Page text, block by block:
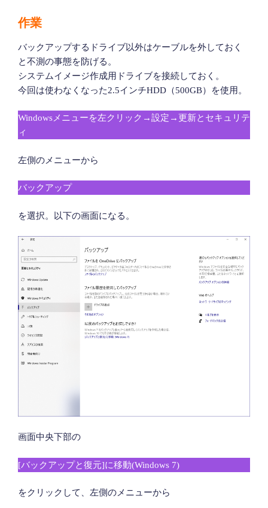
作業
バックアップするドライブ以外はケーブルを外しておく
と不測の事態を防げる。
システムイメージ作成用ドライブを接続しておく。
今回は使わなくなった2.5インチHDD（500GB）を使用。
Windowsメニューを左クリック→設定→更新とセキュリテ
ィ
左側のメニューから
バックアップ
を選択。以下の画面になる。
画面中央下部の
[バックアップと復元]に移動(Windows 7)
をクリックして、左側のメニューから